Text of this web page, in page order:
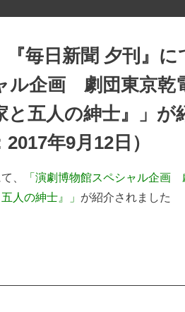
『毎日新聞 夕刊』
ル企画 劇団東京
と五人の紳士』」が
年9月12日）
、
「演劇博物館スペシャル企
人の紳士』」 が紹介されました